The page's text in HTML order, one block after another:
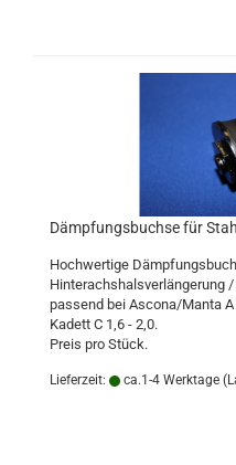
Dämpfungsbuchse für
Hochwertige
Hinterachshalsverlängerung
passend bei Ascona/Manta A
Kadett C 1,6 - 2,0.
Preis pro Stück.
Lieferzeit: ca.1-4 Werktage